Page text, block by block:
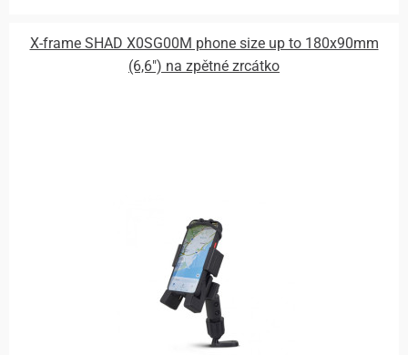
X-frame SHAD X0SG00M phone size up to 180x90mm
(6,6") na zpětné zrcátko